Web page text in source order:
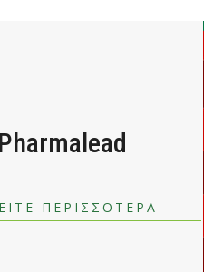
ΠΕΡΙΣΣΟΤΕΡΑ